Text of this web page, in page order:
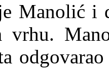
Manolić i
vrhu.